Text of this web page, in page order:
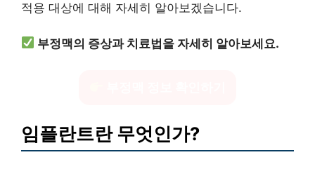
적용 대상에 대해 자세히 알아보겠습니다.
부정맥의 증상과 치료법을 자세히 알아보세요.
임플란트란 무엇인가?